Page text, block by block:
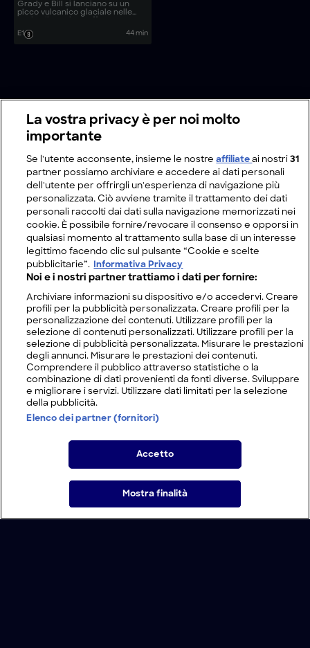
Grady e Bill si lanciano su un
picco vulcanico glaciale nelle
venti forti, neve e temperature
sotto zero. Rifugiandosi in grotte,
E1 44 min
La vostra privacy è per noi molto
importante
Se l'utente acconsente, insieme le nostreaffiliateai nostri31
partner possiamo archiviare e accedere ai dati personali
dell'utente per offrirgli un'esperienza di navigazione più
personalizzata. Ciò avviene tramite il trattamento dei dati
personali raccolti dai dati sulla navigazione memorizzati nei
cookie. È possibile fornire/revocare il consenso e opporsi in
qualsiasi momento al trattamento sulla base di un interesse
legittimo facendo clic sul pulsante “Cookie e scelte
pubblicitarie”.
Informativa Privacy
Noi e i nostri partner trattiamo i dati per fornire:
Archiviare informazioni su dispositivo e/o accedervi. Creare
profili per la pubblicità personalizzata. Creare profili per la
personalizzazione dei contenuti. Utilizzare profili per la
selezione di contenuti personalizzati. Utilizzare profili per la
selezione di pubblicità personalizzata. Misurare le prestazioni
degli annunci. Misurare le prestazioni dei contenuti.
Comprendere il pubblico attraverso statistiche o la
combinazione di dati provenienti da fonti diverse. Sviluppare
e migliorare i servizi. Utilizzare dati limitati per la selezione
della pubblicità.
Elenco dei partner (fornitori)
Accetto
Mostra finalità